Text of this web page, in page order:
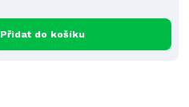
Přidat do košíku